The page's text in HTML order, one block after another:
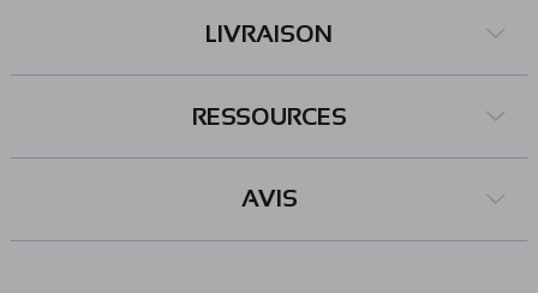
LIVRAISON
RESSOURCES
AVIS